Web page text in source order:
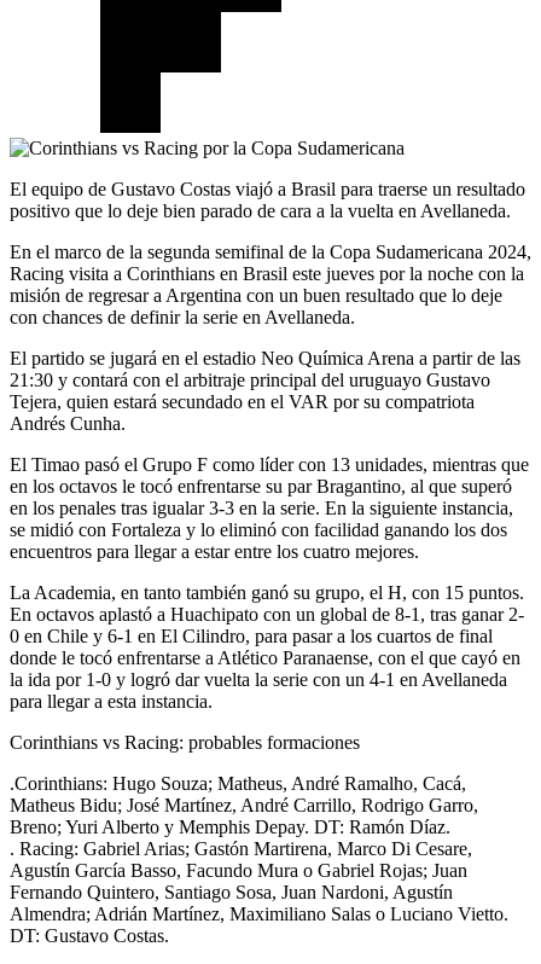
El equipo de Gustavo Costas viajó a Brasil para traerse un resultado
positivo que lo deje bien parado de cara a la vuelta en Avellaneda.
En el marco de la segunda semifinal de la Copa Sudamericana 2024,
Racing visita a Corinthians en Brasil este jueves por la noche con la
misión de regresar a Argentina con un buen resultado que lo deje
con chances de definir la serie en Avellaneda.
El partido se jugará en el estadio Neo Química Arena a partir de las
21:30 y contará con el arbitraje principal del uruguayo Gustavo
Tejera, quien estará secundado en el VAR por su compatriota
Andrés Cunha.
El Timao pasó el Grupo F como líder con 13 unidades, mientras que
en los octavos le tocó enfrentarse su par Bragantino, al que superó
en los penales tras igualar 3-3 en la serie. En la siguiente instancia,
se midió con Fortaleza y lo eliminó con facilidad ganando los dos
encuentros para llegar a estar entre los cuatro mejores.
La Academia, en tanto también ganó su grupo, el H, con 15 puntos.
En octavos aplastó a Huachipato con un global de 8-1, tras ganar 2-
0 en Chile y 6-1 en El Cilindro, para pasar a los cuartos de final
donde le tocó enfrentarse a Atlético Paranaense, con el que cayó en
la ida por 1-0 y logró dar vuelta la serie con un 4-1 en Avellaneda
para llegar a esta instancia.
Corinthians vs Racing: probables formaciones
.Corinthians: Hugo Souza; Matheus, André Ramalho, Cacá,
Matheus Bidu; José Martínez, André Carrillo, Rodrigo Garro,
Breno; Yuri Alberto y Memphis Depay. DT: Ramón Díaz.
. Racing: Gabriel Arias; Gastón Martirena, Marco Di Cesare,
Agustín García Basso, Facundo Mura o Gabriel Rojas; Juan
Fernando Quintero, Santiago Sosa, Juan Nardoni, Agustín
Almendra; Adrián Martínez, Maximiliano Salas o Luciano Vietto.
DT: Gustavo Costas.